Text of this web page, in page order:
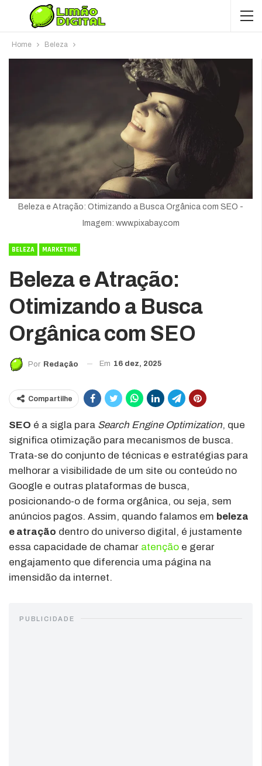
Home Beleza
Beleza e Atração: Otimizando a Busca Orgânica com SEO -
Imagem: www.pixabay.com
BELEZA MARKETING
Beleza e Atração:
Otimizando a Busca
Orgânica com SEO
Por Redação Em 16 dez, 2025
Compartilhe
SEO é a sigla para Search Engine Optimization, que
significa otimização para mecanismos de busca.
Trata-se do conjunto de técnicas e estratégias para
melhorar a visibilidade de um site ou conteúdo no
Google e outras plataformas de busca,
posicionando-o de forma orgânica, ou seja, sem
anúncios pagos. Assim, quando falamos em beleza
e atração dentro do universo digital, é justamente
essa capacidade de chamar atenção e gerar
engajamento que diferencia uma página na
imensidão da internet.
PUBLICIDADE